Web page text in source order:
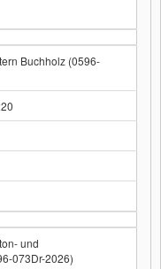
Buchholz (0596-
und
073Dr-2026)